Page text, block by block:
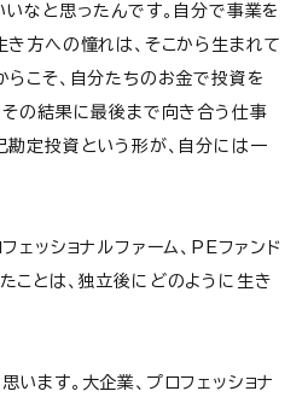
いなと思ったんです。自分で事業を
き方への憧れは、そこから生まれて
らこそ、自分たちのお金で投資を
その結果に最後まで向き合う仕事
勘定投資という形が、自分には一
ェッショナルファーム、PEファンド
ことは、独立後にどのように生き
ます。大企業、プロフェッショナ